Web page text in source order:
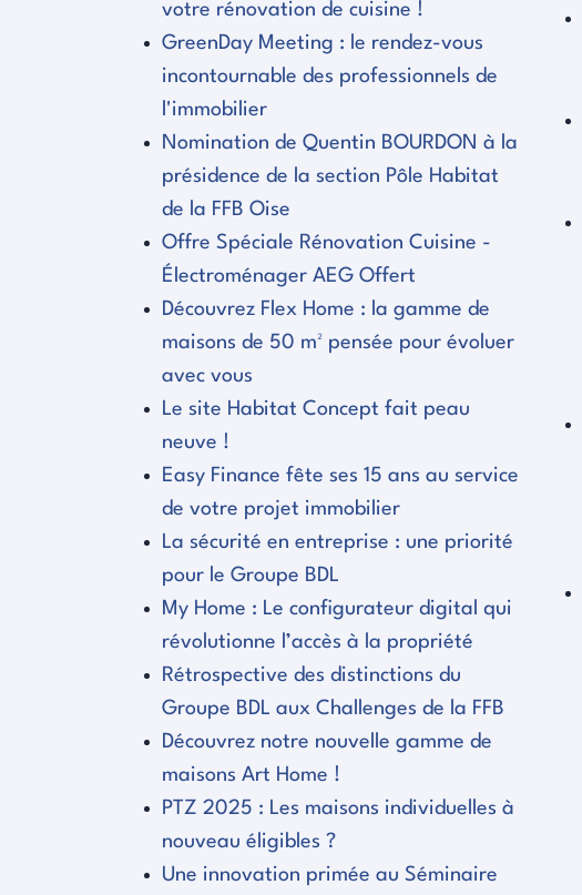
votre rénovation de cuisine !
GreenDay Meeting : le rendez-vous
incontournable des professionnels de
l'immobilier
Nomination de Quentin BOURDON à la
présidence de la section Pôle Habitat
de la FFB Oise
Offre Spéciale Rénovation Cuisine -
Électroménager AEG Offert
Découvrez Flex Home : la gamme de
maisons de 50 m² pensée pour évoluer
avec vous
Le site Habitat Concept fait peau
neuve !
Easy Finance fête ses 15 ans au service
de votre projet immobilier
La sécurité en entreprise : une priorité
pour le Groupe BDL
My Home : Le configurateur digital qui
révolutionne l’accès à la propriété
Rétrospective des distinctions du
Groupe BDL aux Challenges de la FFB
Découvrez notre nouvelle gamme de
maisons Art Home !
PTZ 2025 : Les maisons individuelles à
nouveau éligibles ?
Une innovation primée au Séminaire